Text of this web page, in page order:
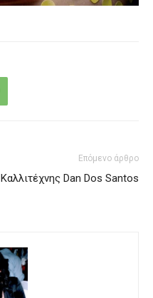
Επόμενο άρθρο
Καλλιτέχνης Dan Dos Santos